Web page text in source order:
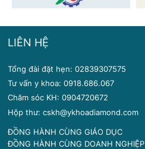
LIÊN HỆ
Tổng đài đặt hẹn: 02839307575
Tư vấn y khoa: 0918.686.067
Chăm sóc KH: 0904720672
Hộp thư: cskh@ykhoadiamond.com
ĐỒNG HÀNH CÙNG GIÁO DỤC
ĐỒNG HÀNH CÙNG DOANH NGHIỆP